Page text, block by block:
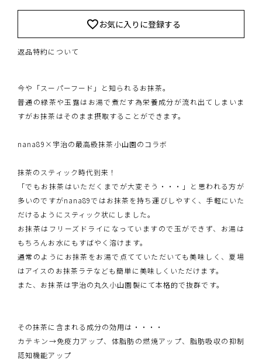
お気に入りに登録する
返品特約について
今や「スーパーフード」と知られるお抹茶。
普通の緑茶や玉露はお湯で煮だす為栄養成分が流れ出てしまいま
すがお抹茶はそのまま摂取することができます。
nana89×宇治の最高級抹茶小山園のコラボ
抹茶のスティック時代到来！
「でもお抹茶はいただくまでが大変そう・・・」と思われる方が
多いのですがnana89ではお抹茶を持ち運びしやすく、手軽にいた
だけるようにスティック状にしました。
お抹茶はフリーズドライになっていますので玉ができず、お湯は
もちろんお水にもすばやく溶けます。
通常のようにお抹茶をお湯で点てていただいても美味しく、夏場
はアイスのお抹茶ラテなども簡単に美味しくいただけます。
また、お抹茶は宇治の丸久小山園製にて本格的で抜群です。
その抹茶に含まれる成分の効用は・・・・
カテキン→免疫力アップ、体脂肪の燃焼アップ、脂肪吸収の抑制
認知機能アップ